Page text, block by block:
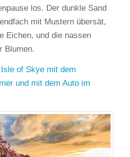
los. Der dunkle Sand
mit Mustern übersät,
Eichen, und die nassen
Blumen.
of Skye mit dem
und mit dem Auto im